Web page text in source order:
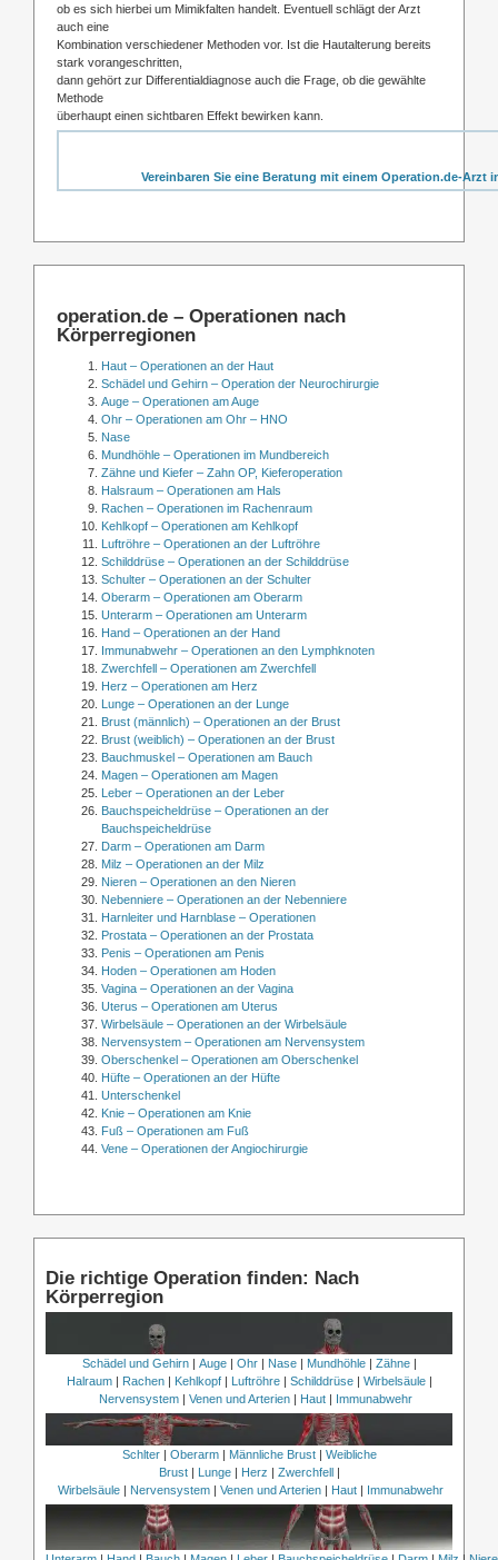
ob es sich hierbei um Mimikfalten handelt. Eventuell schlägt der Arzt
auch eine
Kombination verschiedener Methoden vor. Ist die Hautalterung bereits
stark vorangeschritten,
dann gehört zur Differentialdiagnose auch die Frage, ob die gewählte
Methode
überhaupt einen sichtbaren Effekt bewirken kann.
Vereinbaren Sie eine Beratung mit einem Operation.de-Arzt
operation.de – Operationen nach
Körperregionen
Haut – Operationen an der Haut
Schädel und Gehirn – Operation der Neurochirurgie
Auge – Operationen am Auge
Ohr – Operationen am Ohr – HNO
Nase
Mundhöhle – Operationen im Mundbereich
Zähne und Kiefer – Zahn OP, Kieferoperation
Halsraum – Operationen am Hals
Rachen – Operationen im Rachenraum
Kehlkopf – Operationen am Kehlkopf
Luftröhre – Operationen an der Luftröhre
Schilddrüse – Operationen an der Schilddrüse
Schulter – Operationen an der Schulter
Oberarm – Operationen am Oberarm
Unterarm – Operationen am Unterarm
Hand – Operationen an der Hand
Immunabwehr – Operationen an den Lymphknoten
Zwerchfell – Operationen am Zwerchfell
Herz – Operationen am Herz
Lunge – Operationen an der Lunge
Brust (männlich) – Operationen an der Brust
Brust (weiblich) – Operationen an der Brust
Bauchmuskel – Operationen am Bauch
Magen – Operationen am Magen
Leber – Operationen an der Leber
Bauchspeicheldrüse – Operationen an der
Bauchspeicheldrüse
Darm – Operationen am Darm
Milz – Operationen an der Milz
Nieren – Operationen an den Nieren
Nebenniere – Operationen an der Nebenniere
Harnleiter und Harnblase – Operationen
Prostata – Operationen an der Prostata
Penis – Operationen am Penis
Hoden – Operationen am Hoden
Vagina – Operationen an der Vagina
Uterus – Operationen am Uterus
Wirbelsäule – Operationen an der Wirbelsäule
Nervensystem – Operationen am Nervensystem
Oberschenkel – Operationen am Oberschenkel
Hüfte – Operationen an der Hüfte
Unterschenkel
Knie – Operationen am Knie
Fuß – Operationen am Fuß
Vene – Operationen der Angiochirurgie
Die richtige Operation finden: Nach
Körperregion
Schädel und Gehirn| Auge| Ohr| Nase| Mundhöhle| Zähne|
Halraum| Rachen| Kehlkopf| Luftröhre| Schilddrüse| Wirbelsäule|
Nervensystem | Venen und Arterien | Haut | Immunabwehr
Schlter| Oberarm| Männliche Brust| Weibliche
Brust| Lunge| Herz | Zwerchfell|
Wirbelsäule | Nervensystem | Venen und Arterien | Haut | Immunabwehr